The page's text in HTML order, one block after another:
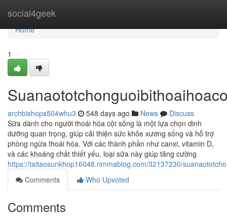
social4geek
Home
Home
1
archbishops504whu3 548 days ago News
Discuss
Sữa dành cho người thoái hóa cột sống là một lựa chọn dinh
dưỡng quan trọng, giúp cải thiện sức khỏe xương sống và hỗ trợ
phòng ngừa thoái hóa. Với các thành phần như canxi, vitamin D,
và các khoáng chất thiết yếu, loại sữa này giúp tăng cường
https://taitaosunkhop16048.rimmablog.com/32137230/
Comments
Who Upvoted
Comments